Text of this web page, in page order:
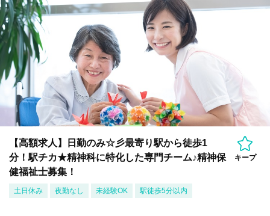
【高額求人】日勤のみ☆彡最寄り駅から徒歩1
分！駅チカ★精神科に特化した専門チーム♪精神保
健福祉士募集！
キープ
土日休み 夜勤なし 未経験OK 駅徒歩5分以内